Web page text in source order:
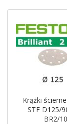
Krążki
STF D125/
BR2/